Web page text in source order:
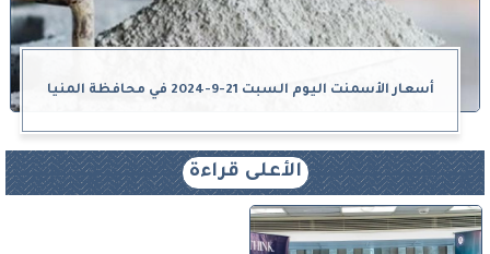
أسعار الأسمنت اليوم السبت 21-9-2024 في محافظة المنيا
الأعلى قراءة